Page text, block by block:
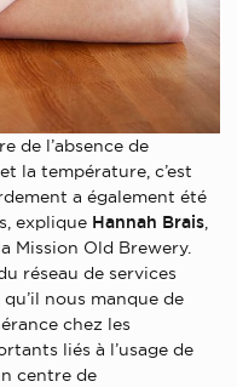
de l’absence de
la température, c’est
a également été
explique Hannah Brais
Mission Old Brewery.
réseau de services
nous manque de
chez les
liés à l’usage de
centre de